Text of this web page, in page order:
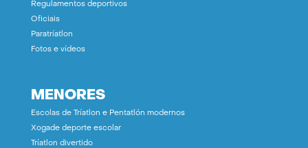
Regulamentos deportivos
Oficiais
Paratríatlon
Fotos e vídeos
MENORES
Escolas de Tríatlon e Pentatlón modernos
Xogade deporte escolar
Tríatlon divertido